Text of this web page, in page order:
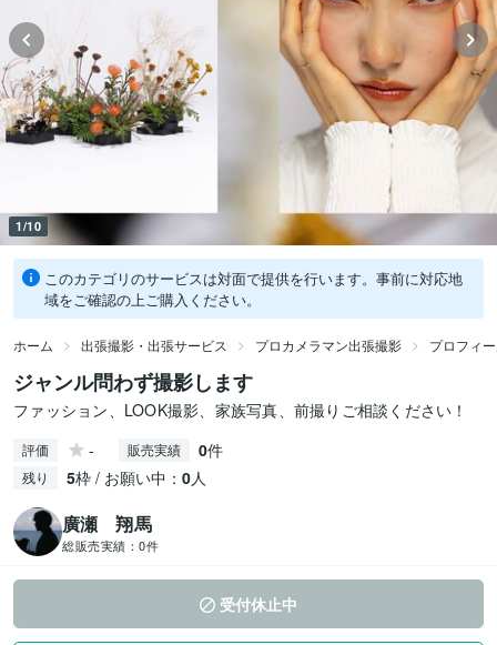
1/10
このカテゴリのサービスは対面で提供を行います。事前に対応地
域をご確認の上ご購入ください。
ホーム 出張撮影・出張サービス プロカメラマン出張撮影 プロフィ
ジャンル問わず撮影します
ファッション、LOOK撮影、家族写真、前撮りご相談ください！
評価 - 販売実績 0件
残り 5枠 / お願い中： 0人
廣瀬 翔馬
総販売実績： 0件
受付休止中